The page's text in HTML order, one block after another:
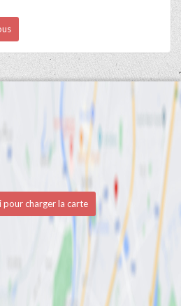
pour charger la carte